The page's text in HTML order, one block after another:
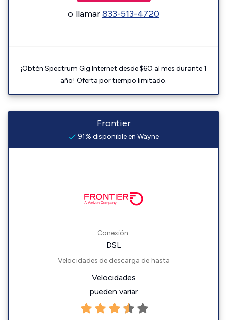
o llamar833-513-4720
¡Obtén Spectrum Gig Internet desde $60 al mes durante 1
año! Oferta por tiempo limitado.
Frontier
91% disponible en Wayne
Conexión:
DSL
Velocidades de descarga de hasta
Velocidades
pueden variar